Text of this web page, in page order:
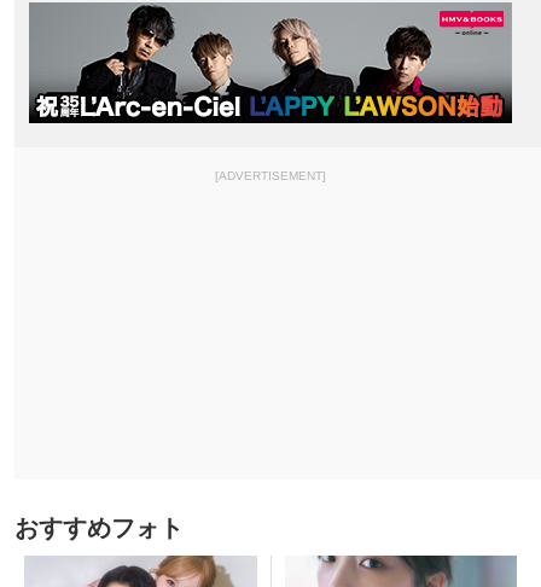
[ADVERTISEMENT]
おすすめフォト